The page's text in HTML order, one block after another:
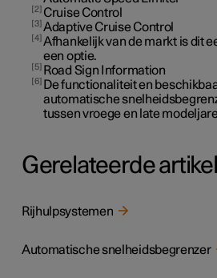
2 Cruise Control
3 Adaptive Cruise Control
4 Afhankelijk van de markt is dit
een optie.
5 Road Sign Information
6
De functionaliteit en
automatische
tussen vroege en late
Gerelateerde
Rijhulpsystemen
Automatische snelheidsbegrenzer